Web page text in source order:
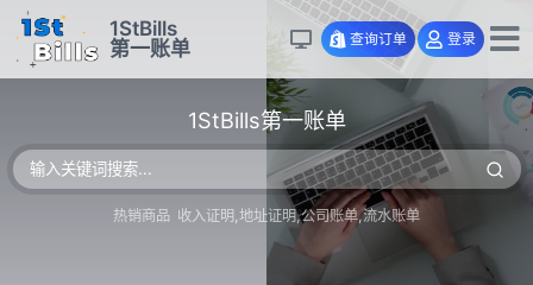
1StBills
第一账单
查询订单 登录
1StBills第一账单
热销商品 收入证明 地址证明 公司账单 流水账单